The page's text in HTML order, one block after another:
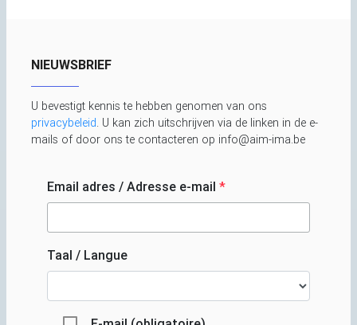
NIEUWSBRIEF
U bevestigt kennis te hebben genomen van ons
privacybeleid. U kan zich uitschrijven via de linken in de e-
mails of door ons te contacteren op info@aim-ima.be
Email adres / Adresse e-mail *
Taal / Langue